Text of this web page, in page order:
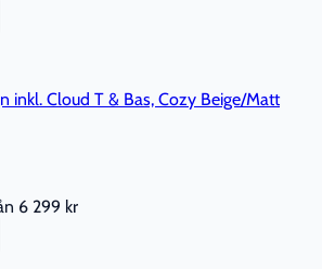
inkl. Cloud T & Bas, Cozy Beige/Matt
6 299 kr